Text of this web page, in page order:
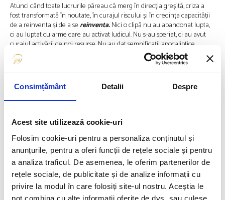
Consimțământ Detalii Despre
Acest site utilizează cookie-uri
Folosim cookie-uri pentru a personaliza conținutul și
anunțurile, pentru a oferi funcții de rețele sociale și pentru
a analiza traficul. De asemenea, le oferim partenerilor de
rețele sociale, de publicitate și de analize informații cu
privire la modul în care folosiți site-ul nostru. Aceștia le
pot combina cu alte informații oferite de dvs. sau culese
Atunci când toate lucrurile păreau că merg în direcția greșită, criza a
fost transformată în noutate, în curajul riscului și în credința capacității
de a reinventa și de a sereinventa.Nici o clipă nu au abandonat lupta,
ci au luptat cu arme care au activat ludicul. Nu s-au speriat, ci au avut
curajul activării de noi resurse. Nu au dat semnificații apocaliptice
evidentului, ci au resemnificat în speranță.
Modestia propriei valori
Acești antrenori extraordinari nu au epatat vreodată, nu au fost
experți unici, ei au vrut și au avut capacitatea de a lucra în echipă. Nu
sunt singurii de-a lungul timpului, dar sunt exemplele acestui ciclu
olimpic.
Sunt cei care nu au luat decizii fără să-i asculte pe cei din jur, nu s-au
centrat pe ei înșiși; nu au vrut să obțină gloria – singuri, ei au vrut s-o
împartă cu ceilalți. Îmi spunea cineva: ”Da, pentru că ei nu mai aveau ce
pierde.” Într-adevăr, pentru că atunci când nu mai ai ce pierde, devii